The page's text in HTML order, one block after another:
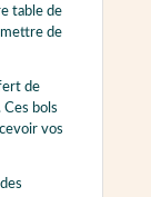
table de
de
de
bols
vos